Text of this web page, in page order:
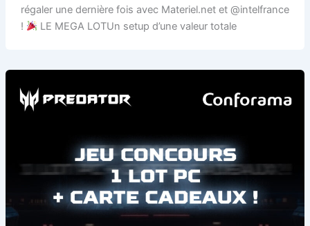
régaler une dernière fois avec Materiel.net et @intelfrance
!
LE MEGA LOTUn setup d’une valeur totale